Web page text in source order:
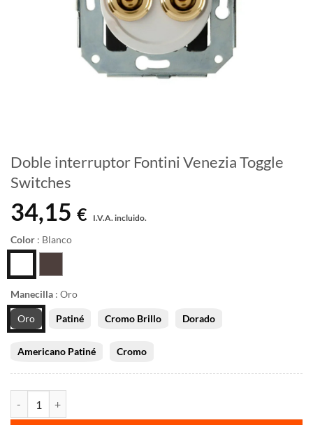
Doble interruptor Fontini Venezia Toggle
Switches
34,15 € I.V.A. incluido.
Color : Blanco
Manecilla : Oro
Oro Patiné Cromo Brillo Dorado
Americano Patiné Cromo